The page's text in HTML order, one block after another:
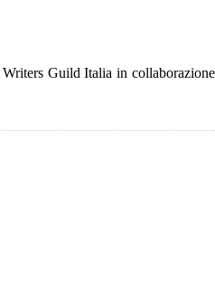
Guild Italia in